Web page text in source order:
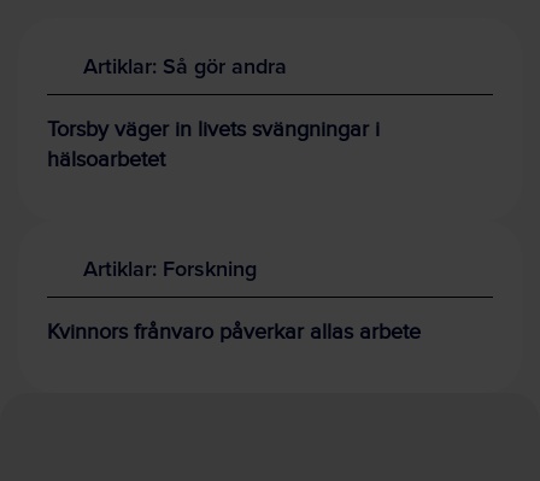
Artiklar: Så gör andra
Torsby väger in livets svängningar i
hälsoarbetet
Artiklar: Forskning
Kvinnors frånvaro påverkar allas arbete